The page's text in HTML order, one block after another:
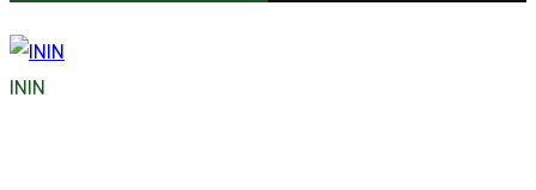
ININ